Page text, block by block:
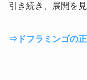
引き続き、展開を
⇒ドフラミンゴの